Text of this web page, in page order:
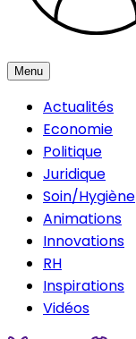
Menu
Actualités
Economie
Politique
Juridique
Soin/Hygiène
Animations
Innovations
RH
Inspirations
Vidéos